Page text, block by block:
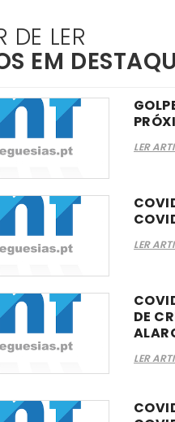
DE LER
EM
LER
LER
DE
LER